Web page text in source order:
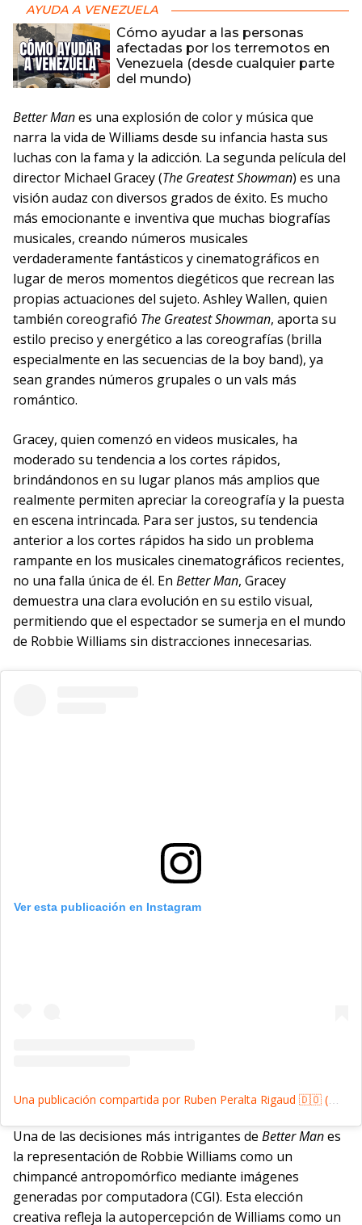
AYUDA A VENEZUELA
Cómo ayudar a las personas
afectadas por los terremotos en
Venezuela (desde cualquier parte
del mundo)
Better Manes una explosión de color y música que
narra la vida de Williams desde su infancia hasta sus
luchas con la fama y la adicción. La segunda película del
director Michael Gracey (The Greatest Showman) es una
visión audaz con diversos grados de éxito. Es mucho
más emocionante e inventiva que muchas biografías
musicales, creando números musicales
verdaderamente fantásticos y cinematográficos en
lugar de meros momentos diegéticos que recrean las
propias actuaciones del sujeto. Ashley Wallen, quien
también coreografió The Greatest Showman, aporta su
estilo preciso y energético a las coreografías (brilla
especialmente en las secuencias de la boy band), ya
sean grandes números grupales o un vals más
romántico.
Gracey, quien comenzó en videos musicales, ha
moderado su tendencia a los cortes rápidos,
brindándonos en su lugar planos más amplios que
realmente permiten apreciar la coreografía y la puesta
en escena intrincada. Para ser justos, su tendencia
anterior a los cortes rápidos ha sido un problema
rampante en los musicales cinematográficos recientes,
no una falla única de él. En Better Man, Gracey
demuestra una clara evolución en su estilo visual,
permitiendo que el espectador se sumerja en el mundo
de Robbie Williams sin distracciones innecesarias.
Ver esta publicación en Instagram
Una publicación compartida por Ruben Peralta Rigaud 🇩🇴 (@cocalecas)
Una de las decisiones más intrigantes de Better Manes
la representación de Robbie Williams como un
chimpancé antropomórfico mediante imágenes
generadas por computadora (CGI). Esta elección
creativa refleja la autopercepción de Williams como un